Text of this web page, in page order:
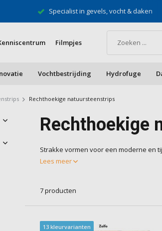
Specialist in gevels, vocht & daken
Filmpjes
Vochtbestrijding Hydrofuge
Rechthoekige natuursteenstrips
Rechthoekige
Strakke vormen voor een moderne en
Lees meer
7 producten
13 kleurvarianten